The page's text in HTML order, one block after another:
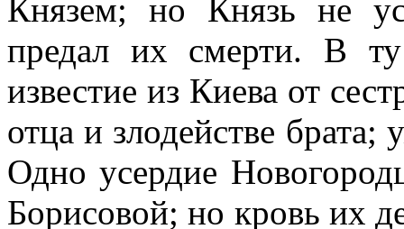
Князем; но Князь не
предал их смерти. В
известие из Киева от
отца и злодействе брата;
Одно усердие
Борисовой; но кровь их